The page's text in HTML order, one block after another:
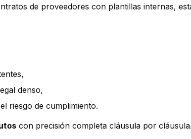
de proveedores con plantillas internas,
denso,
riesgo de cumplimiento.
con precisión completa cláusula por